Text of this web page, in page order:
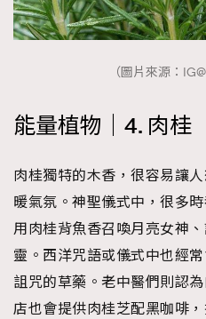
（圖片來源：
能量植物｜4. 肉桂
肉桂獨特的木香，很容易讓
暖氣氛。神聖儀式中，很多
用肉桂背魚香召喚月亮女神
靈。西洋咒語或儀式中也經
詛咒的草藥。老中醫們則認
店也會提供肉桂芝配黑咖啡